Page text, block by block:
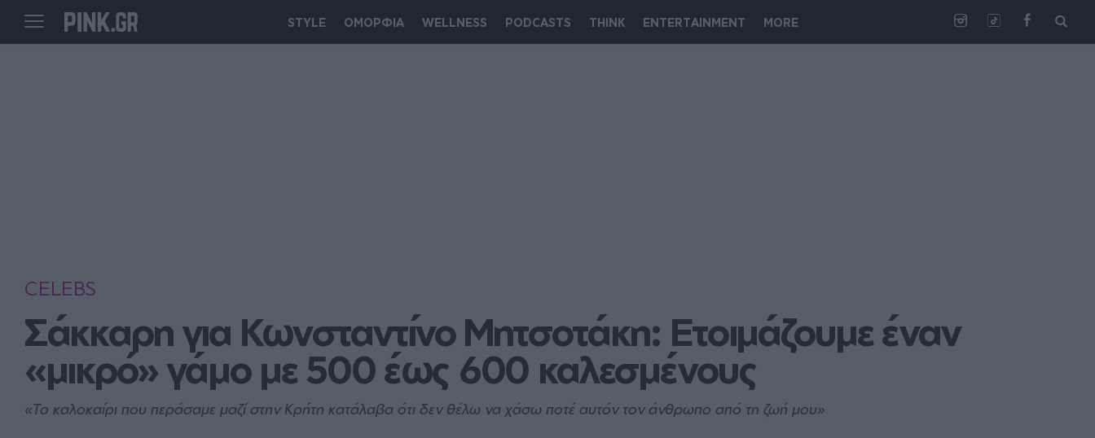
STYLE ΟΜΟΡΦΙΑ WELLNESS PODCASTS THINK ENTERTAINMENT MORE
CELEBS
Σάκκαρη για Κωνσταντίνο Μητσοτάκη: Ετοιμάζουμε έναν
«μικρό» γάμο με 500 έως 600 καλεσμένους
«Το καλοκαίρι που περάσαμε μαζί στην Κρήτη κατάλαβα ότι δεν θέλω να χάσω ποτέ αυτόν τον άνθρωπο από τη ζωή μου»